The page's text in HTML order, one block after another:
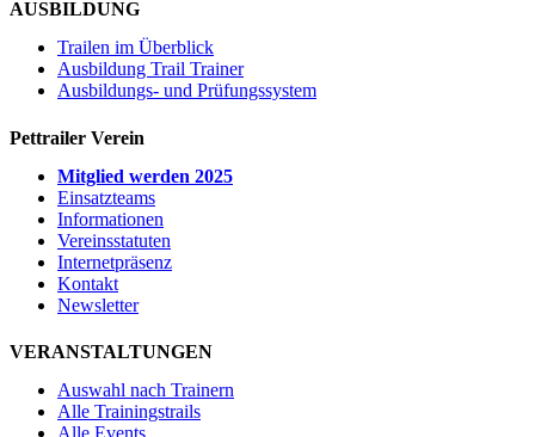
AUSBILDUNG
Trailen im Überblick
Ausbildung Trail Trainer
Ausbildungs- und Prüfungssystem
Pettrailer Verein
Mitglied werden 2025
Einsatzteams
Informationen
Vereinsstatuten
Internetpräsenz
Kontakt
Newsletter
VERANSTALTUNGEN
Auswahl nach Trainern
Alle Trainingstrails